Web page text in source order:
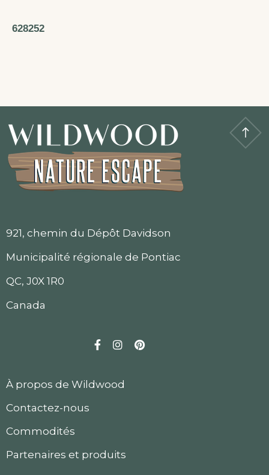
628252
921, chemin du Dépôt Davidson
Municipalité régionale de Pontiac
QC, J0X 1R0
Canada
FacebookInstagram
Pinterest
À propos de Wildwood
Contactez-nous
Commodités
Partenaires et produits